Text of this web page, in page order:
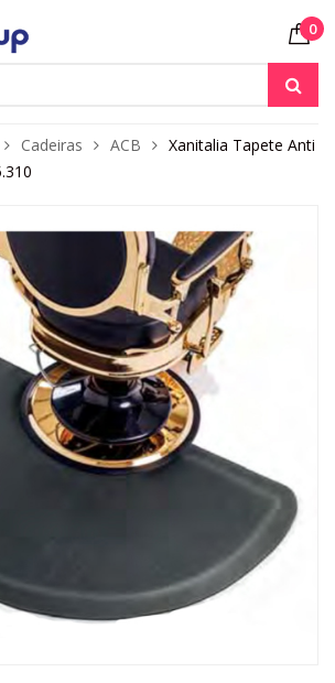
0
Cadeiras ACB
Xanitalia Tapete Anti